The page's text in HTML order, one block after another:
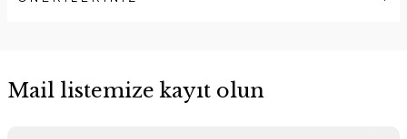
Mail listemize kayıt olun